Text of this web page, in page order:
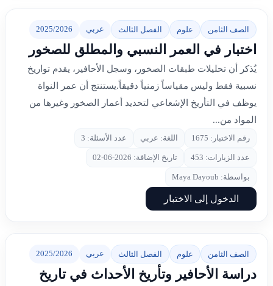
الصف الثامن علوم الفصل الثالث عربي 2025/2026
اختبار في العمر النسبي والمطلق للصخور
يُذكر أن تحليلات طبقات الصخور، وسجل الأحافير، يقدم تواريخ
نسبية فقط وليس مقياساً زمنياً دقيقاً.يستنتج أن عمر النواة
يوظف في التأريخ الإشعاعي لتحديد أعمار الصخور وغيرها من
المواد من...
رقم الاختبار: 1675 اللغة: عربي عدد الأسئلة: 3
عدد الزيارات: 453 تاريخ الإضافة: 2026-06-02
بواسطة: Maya Dayoub
الدخول إلى الاختبار
الصف الثامن علوم الفصل الثالث عربي 2025/2026
دراسة الأحافير وتأريخ الأحداث في تاريخ